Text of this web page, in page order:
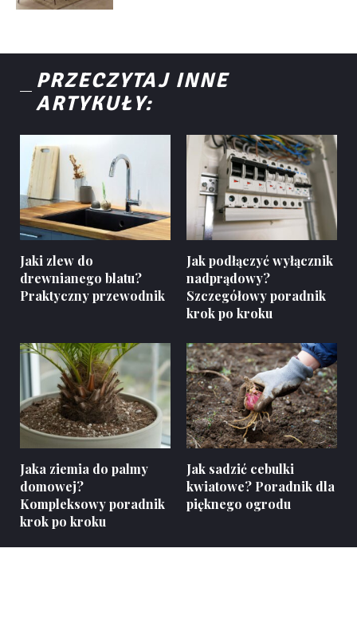
PRZECZYTAJ INNE
ARTYKUŁY:
Jaki zlew do
drewnianego blatu?
Praktyczny przewodnik
Jak podłączyć wyłącznik
nadprądowy?
Szczegółowy poradnik
krok po kroku
Jaka ziemia do palmy
domowej?
Kompleksowy poradnik
krok po kroku
Jak sadzić cebulki
kwiatowe? Poradnik dla
pięknego ogrodu